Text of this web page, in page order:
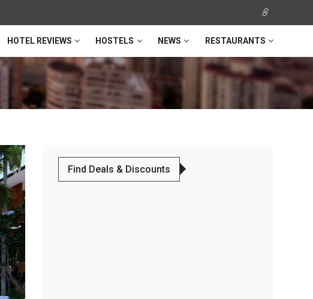
HOTEL REVIEWS HOSTELS NEWS RESTAURANTS
Find Deals & Discounts